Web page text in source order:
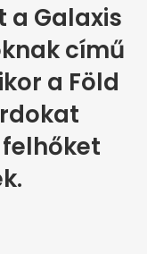
a Galaxis
című
a Föld